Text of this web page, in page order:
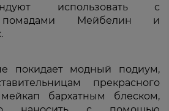
использовать с
Мейбелин и
покидает модный подиум,
прекрасного
бархатным блеском,